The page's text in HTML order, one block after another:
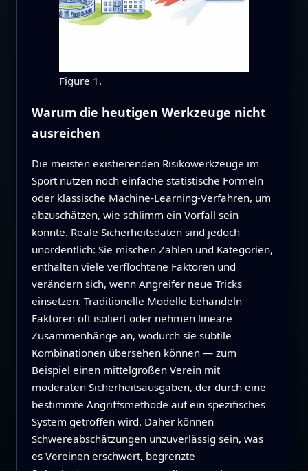
Figure 1.
Warum die heutigen Werkzeuge nicht
ausreichen
Die meisten existierenden Risikowerkzeuge im
Sport nutzen noch einfache statistische Formeln
oder klassische Machine‑Learning‑Verfahren, um
abzuschätzen, wie schlimm ein Vorfall sein
könnte. Reale Sicherheitsdaten sind jedoch
unordentlich: Sie mischen Zahlen und Kategorien,
enthalten viele verflochtene Faktoren und
verändern sich, wenn Angreifer neue Tricks
einsetzen. Traditionelle Modelle behandeln
Faktoren oft isoliert oder nehmen lineare
Zusammenhänge an, wodurch sie subtile
Kombinationen übersehen können — zum
Beispiel einen mittelgroßen Verein mit
moderaten Sicherheitsausgaben, der durch eine
bestimmte Angriffsmethode auf ein spezifisches
System getroffen wird. Daher können
Schwereabschätzungen unzuverlässig sein, was
es Vereinen erschwert, begrenzte